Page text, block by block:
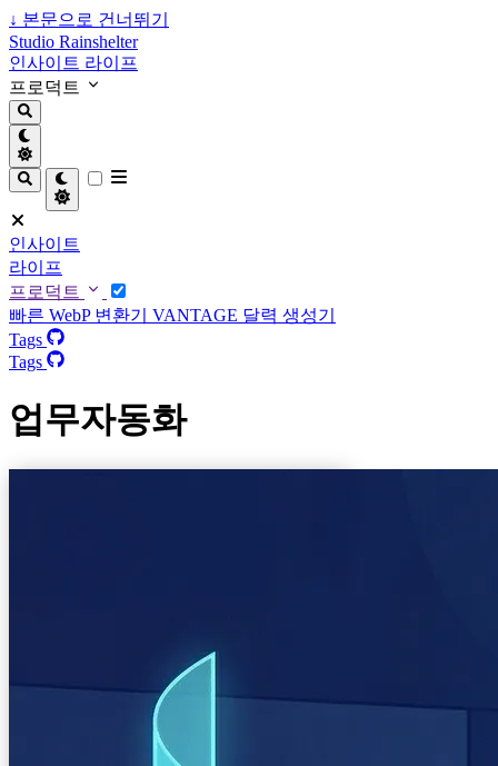
↓ 본문으로 건너뛰기
Studio Rainshelter
인사이트 라이프
프로덕트
인사이트
라이프
프로덕트
빠른 WebP 변환기 VANTAGE 달력 생성기
Tags
Tags
업무자동화